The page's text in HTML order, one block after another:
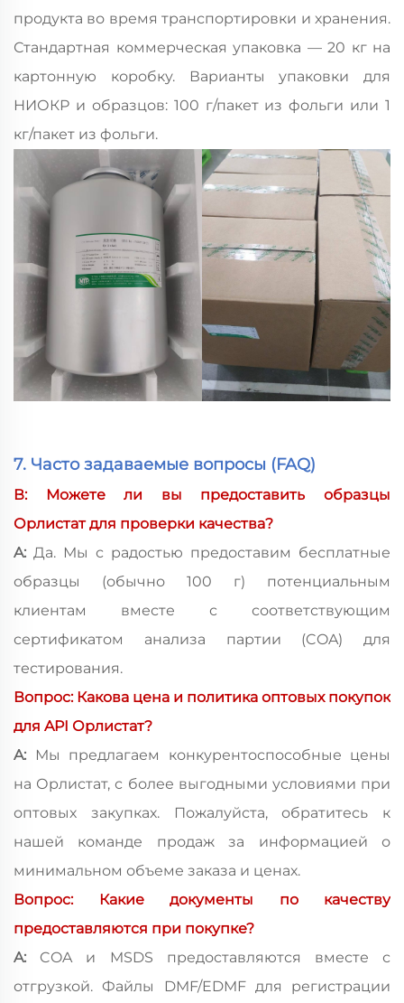
продукта во время транспортировки и хранения.
Стандартная коммерческая упаковка — 20 кг на
картонную коробку. Варианты упаковки для
НИОКР и образцов: 100 г/пакет из фольги или 1
кг/пакет из фольги.
7. Часто задаваемые вопросы (FAQ)
В: Можете ли вы предоставить образцы
Орлистат для проверки качества?
A: Да. Мы с радостью предоставим бесплатные
образцы (обычно 100 г) потенциальным
клиентам вместе с соответствующим
сертификатом анализа партии (COA) для
тестирования.
Вопрос: Какова цена и политика оптовых покупок
для API Орлистат?
A:
Мы предлагаем конкурентоспособные цены
на Орлистат, с более выгодными условиями при
оптовых закупках. Пожалуйста, обратитесь к
нашей команде продаж за информацией о
минимальном объеме заказа и ценах.
Вопрос: Какие документы по качеству
предоставляются при покупке?
A: COA и MSDS предоставляются вместе с
отгрузкой. Файлы DMF/EDMF для регистрации